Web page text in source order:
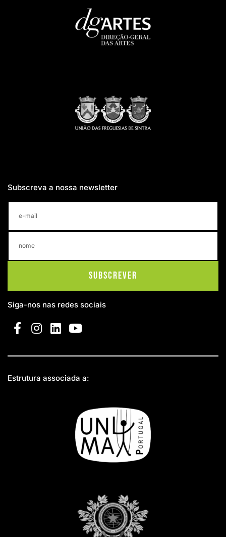
Subscreva a nossa newsletter
Subscrever
Siga-nos nas redes sociais
Estrutura associada a: